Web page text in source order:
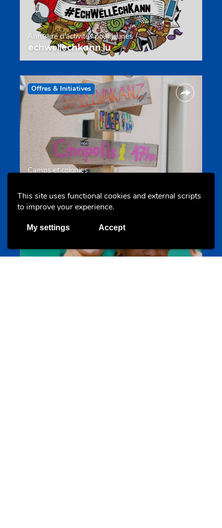
This site uses functional cookies and external scripts
to improve your experience.
My settings Accept
Annuaire d’activités pour jeunes
echwellechkann.lu
Offres & Initiatives
Camps et colonies
Evenements